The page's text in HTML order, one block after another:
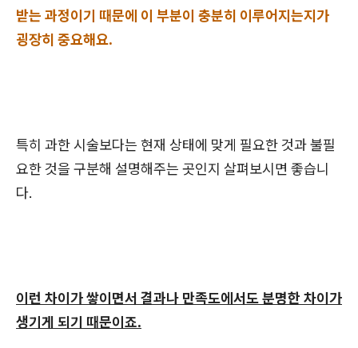
받는 과정이기 때문에 이 부분이 충분히 이루어지는지가
굉장히 중요해요.
특히 과한 시술보다는 현재 상태에 맞게 필요한 것과 불필
요한 것을 구분해 설명해주는 곳인지 살펴보시면 좋습니
다.
이런 차이가 쌓이면서 결과나 만족도에서도 분명한 차이가
생기게 되기 때문이죠.